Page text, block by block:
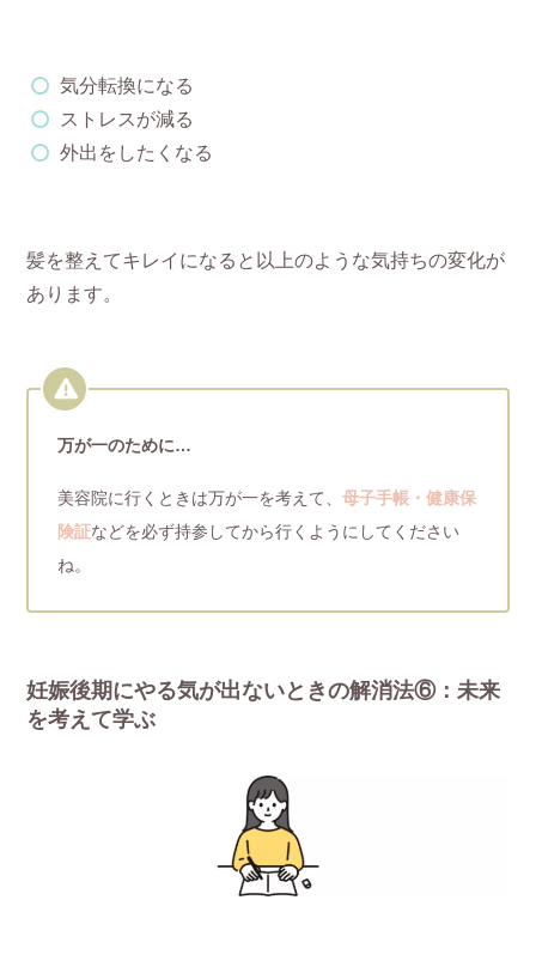
気分転換になる
ストレスが減る
外出をしたくなる
髪を整えてキレイになると以上のような気持ちの変化が
あります。
万が一のために…
美容院に行くときは万が一を考えて、母子手帳・健康保
険証などを必ず持参してから行くようにしてください
ね。
妊娠後期にやる気が出ないときの解消法⑥：未来
を考えて学ぶ